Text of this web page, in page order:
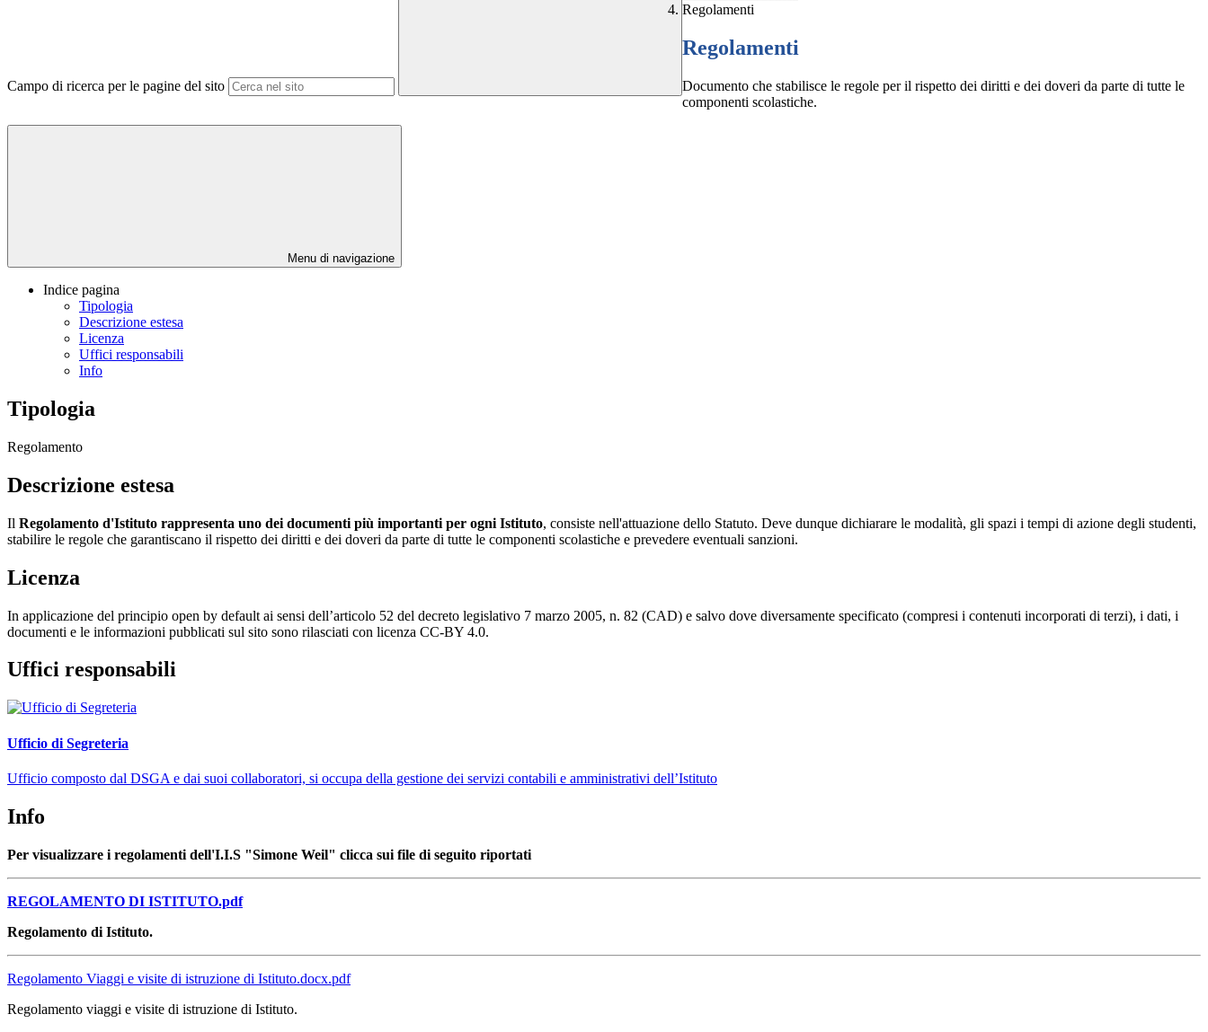
Campo di ricerca per le pagine del sito
Regolamenti
Regolamenti
Documento che stabilisce le regole per il rispetto dei diritti e dei doveri da parte di tutte le
componenti scolastiche.
Menu di navigazione
Indice pagina
Tipologia
Descrizione estesa
Licenza
Uffici responsabili
Info
Tipologia
Regolamento
Descrizione estesa
Il Regolamento d'Istituto rappresenta uno dei documenti più importanti per ogni Istituto, consiste nell'attuazione dello Statuto. Deve dunque dichiarare le modalità, gli spazi i tempi di azione degli studenti,
stabilire le regole che garantiscano il rispetto dei diritti e dei doveri da parte di tutte le componenti scolastiche e prevedere eventuali sanzioni.
Licenza
In applicazione del principio open by default ai sensi dell’articolo 52 del decreto legislativo 7 marzo 2005, n. 82 (CAD) e salvo dove diversamente specificato (compresi i contenuti incorporati di terzi), i dati, i
documenti e le informazioni pubblicati sul sito sono rilasciati con licenza CC-BY 4.0.
Uffici responsabili
Ufficio di Segreteria
Ufficio composto dal DSGA e dai suoi collaboratori, si occupa della gestione dei servizi contabili e amministrativi dell’Istituto
Info
Per visualizzare i regolamenti dell'I.I.S "Simone Weil" clicca sui file di seguito riportati
REGOLAMENTO DI ISTITUTO.pdf
Regolamento di Istituto.
Regolamento Viaggi e visite di istruzione di Istituto.docx.pdf
Regolamento viaggi e visite di istruzione di Istituto.